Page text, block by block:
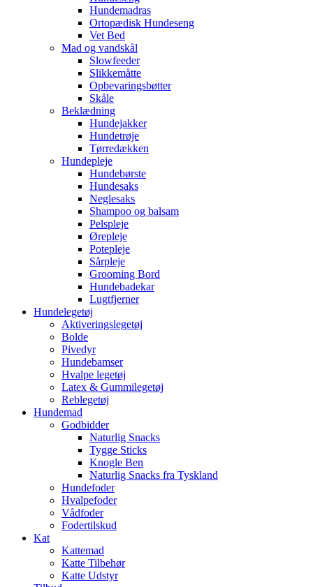
Hundemadras
Ortopædisk Hundeseng
Vet Bed
Mad og vandskål
Slowfeeder
Slikkemåtte
Opbevaringsbøtter
Skåle
Beklædning
Hundejakker
Hundetrøje
Tørredækken
Hundepleje
Hundebørste
Hundesaks
Neglesaks
Shampoo og balsam
Pelspleje
Ørepleje
Potepleje
Sårpleje
Grooming Bord
Hundebadekar
Lugtfjerner
Hundelegetøj
Aktiveringslegetøj
Bolde
Pivedyr
Hundebamser
Hvalpe legetøj
Latex & Gummilegetøj
Reblegetøj
Hundemad
Godbidder
Naturlig Snacks
Tygge Sticks
Knogle Ben
Naturlig Snacks fra Tyskland
Hundefoder
Hvalpefoder
Vådfoder
Fodertilskud
Kat
Kattemad
Katte Tilbehør
Katte Udstyr